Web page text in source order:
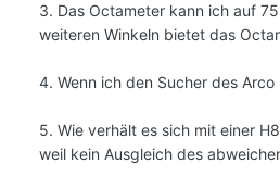
3. Das Octameter kann ich auf
weiteren Winkeln bietet das
4. Wenn ich den Sucher des
5. Wie verhält es sich mit einer
weil kein Ausgleich des